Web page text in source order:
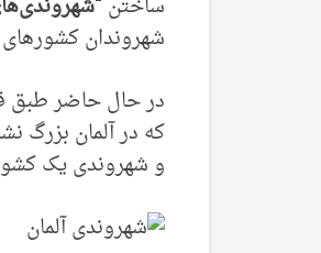
شهروندان کشورهای
در حال حاضر طبق
و شهروندی یک